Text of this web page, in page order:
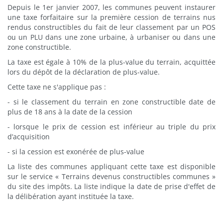
Depuis le 1er janvier 2007, les communes peuvent instaurer
une taxe forfaitaire sur la première cession de terrains nus
rendus constructibles du fait de leur classement par un POS
ou un PLU dans une zone urbaine, à urbaniser ou dans une
zone constructible.
La taxe est égale à 10% de la plus-value du terrain, acquittée
lors du dépôt de la déclaration de plus-value.
Cette taxe ne s'applique pas :
- si le classement du terrain en zone constructible date de
plus de 18 ans à la date de la cession
- lorsque le prix de cession est inférieur au triple du prix
d’acquisition
- si la cession est exonérée de plus-value
La liste des communes appliquant cette taxe est disponible
sur le service « Terrains devenus constructibles communes »
du site des impôts. La liste indique la date de prise d'effet de
la délibération ayant instituée la taxe.